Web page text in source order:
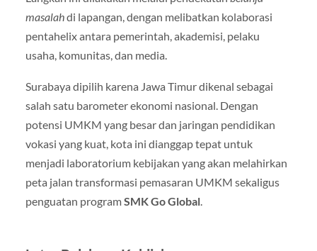
masalahdi lapangan, dengan melibatkan kolaborasi
pentahelix antara pemerintah, akademisi, pelaku
usaha, komunitas, dan media.
Surabaya dipilih karena Jawa Timur dikenal sebagai
salah satu barometer ekonomi nasional. Dengan
potensi UMKM yang besar dan jaringan pendidikan
vokasi yang kuat, kota ini dianggap tepat untuk
menjadi laboratorium kebijakan yang akan melahirkan
peta jalan transformasi pemasaran UMKM sekaligus
penguatan programSMK Go Global.